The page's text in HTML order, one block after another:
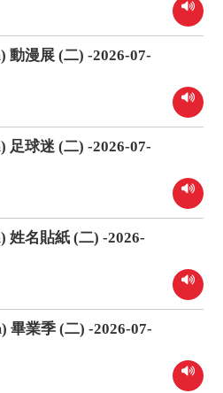
動漫展 (二) -2026-07-
足球迷 (二) -2026-07-
姓名貼紙 (二) -2026-
畢業季 (二) -2026-07-